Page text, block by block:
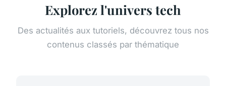
Explorez l'univers tech
Des actualités aux tutoriels, découvrez tous nos
contenus classés par thématique